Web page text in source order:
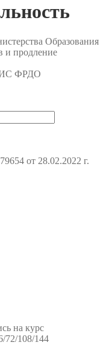
Образования
и продление
ФРДО
от 28.02.2022 г.
на курс
72/108/144